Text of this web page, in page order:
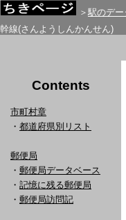
＞ 駅のデー
幹線(さんようしんかんせん)
Contents
市町村章
・ 都道府県別リスト
郵便局
・ 郵便局データベース
・ 記憶に残る郵便局
・ 郵便局訪問記